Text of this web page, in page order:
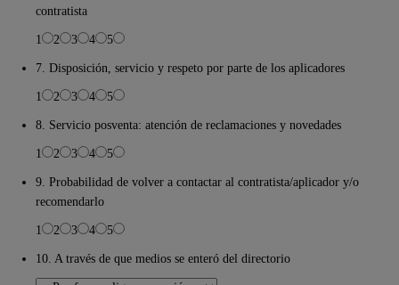
contratista
1
2 3 4
5
7. Disposición, servicio y respeto por parte de los aplicadores
1
2 3 4
5
8. Servicio posventa: atención de reclamaciones y novedades
1
2 3 4
5
9. Probabilidad de volver a contactar al contratista/aplicador y/o
recomendarlo
1
2 3 4
5
10. A través de que medios se enteró del directorio